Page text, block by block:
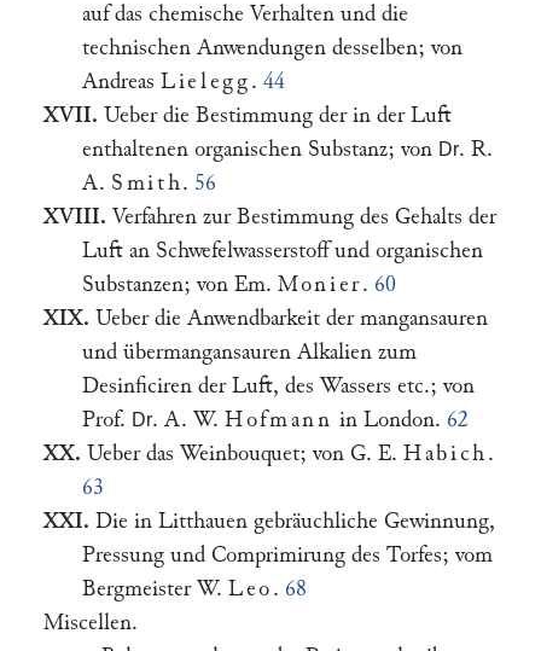
auf das chemische Verhalten und die
technischen Anwendungen desselben; von
Andreas Lielegg . 44
XVII. Ueber die Bestimmung der in der Luft
enthaltenen organischen Substanz; von Dr. R.
A. Smith. 56
XVIII. Verfahren zur Bestimmung des Gehalts der
Luft an Schwefelwasserstoff und organischen
Substanzen; von Em. Monier. 60
XIX. Ueber die Anwendbarkeit der mangansauren
und übermangansauren Alkalien zum
Desinficiren der Luft, des Wassers etc.; von
Prof. Dr. A. W. Hofmann in London. 62
XX. Ueber das Weinbouquet; von G. E. Habich .
63
XXI. Die in Litthauen gebräuchliche Gewinnung,
Pressung und Comprimirung des Torfes; vom
Bergmeister W. Leo . 68
Miscellen.